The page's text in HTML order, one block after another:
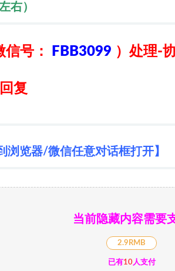
右）
信号： FBB3099 ） 处理-
复
览器/微信任意对话框打开】
当前隐藏内容需要
2.9RMB
已有10人支付